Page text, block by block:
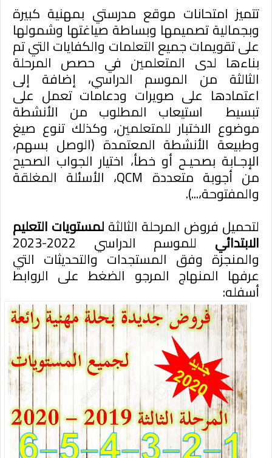
تتميز امتحانات موقع مدرستي بمهنية كبيرة
وبجمالية تصميمها وبساطة صياغتها وشمولها
على تقويمات جميعالتعلمات والكفايات التي تم
بناءها لدى المتعلمين في حصص المرحلة
الثالثة من الموسم الدراسي، إضافة إلى
اعتمادها على صويرات ودعامات تعمل على
تبسيط استيعاب المطلوب من الأنشطة
موضوع الاختبار للمتعلمين، وكذلك تنوع صيغ
وطبيعة الأنشطة المعتمدة (الوصل بسهم،
الإجـابة بصحيـح أو خطأ، اختيار الجواب الصحيح
من أجوبة متعددة QCM، الأسئلة المغلقة
والمفتوحة،...).
لتحميل فروض المرحلة الثالثة لمستويات التعليم
الابتدائي للموسم الدراسي 2022-2023
والمنجزة وفق المستجدات والتحديثات التي
عرفها المنهاج المرجو الضغط على الروابط
أسفله: